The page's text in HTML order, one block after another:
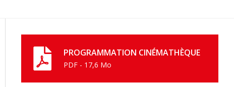
PROGRAMMATION CINÉMATHÈQUE
PDF - 17,6 Mo